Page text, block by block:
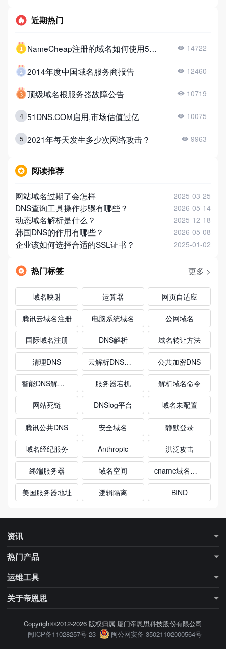
近期热门
NameCheap注册的域名如何使用51DNS？ 14722
2014年度中国域名服务商报告 12460
顶级域名根服务器故障公告 10719
4 51DNS.COM启用,市场估值过亿 10075
5 2021年每天发生多少次网络攻击？ 9963
阅读推荐
网站域名过期了会怎样 2025-03-25
DNS查询工具操作步骤有哪些？ 2026-05-14
动态域名解析是什么？ 2025-12-18
韩国DNS的作用有哪些？ 2026-05-08
企业该如何选择合适的SSL证书？ 2025-01-02
热门标签 更多 >
域名映射 运算器 网页自适应
腾讯云域名注册 电脑系统域名 公网域名
国际域名注册 DNS解析 域名转让方法
清理DNS 云解析DNS高防 公共加密DNS
智能DNS解析系统 服务器宕机 解析域名命令
网站死链 DNSlog平台 域名未配置
腾讯公共DNS 安全域名 静默登录
域名经纪服务 Anthropic 洪泛攻击
终端服务器 域名空间 cname域名解析
美国服务器地址 逻辑隔离 BIND
资讯
最新资讯
更多专题
热门产品
DNS解析
SSL证书
运维工具
域名信息查询（Whois）
关于帝恩思
帮助中心
站点地图
Copyright©2012-2026 版权归属 厦门帝恩思科技股份有限公司
闽ICP备11028257号-23
闽公网安备 35021102000564号